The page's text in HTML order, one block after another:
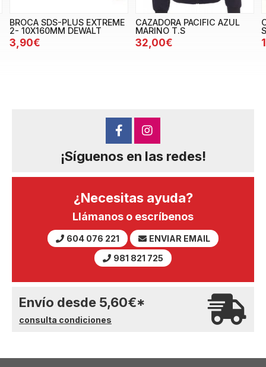
BROCA SDS-PLUS EXTREME
2- 10X160MM DEWALT
3,90€
CAZADORA PACIFIC AZUL
MARINO T.S
32,00€
¡Síguenos en las redes!
¿Necesitas ayuda?
Llámanos o escríbenos
604 076 221
ENVIAR EMAIL
981 821 725
Envío desde 5,60€*
consulta condiciones